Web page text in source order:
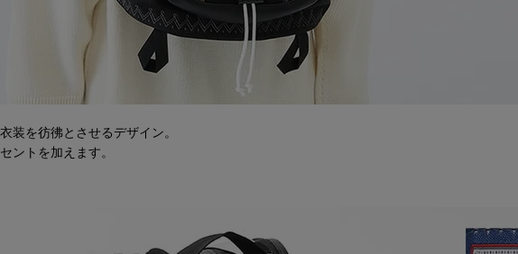
装を彷彿とさせるデザイン。
ントを加えます。